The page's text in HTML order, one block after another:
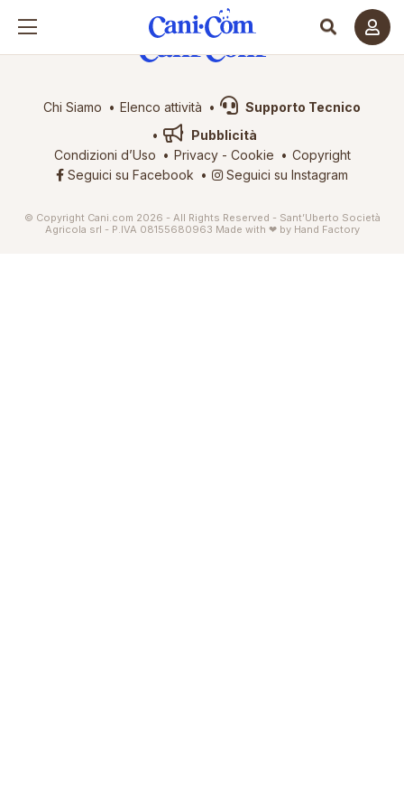
Chi Siamo Elenco attività
Supporto Tecnico
Pubblicità
Condizioni d’Uso
Privacy- Cookie
Copyright
Seguici su Facebook
Seguici su Instagram
© Copyright Cani.com 2026 - All Rights Reserved - Sant’Uberto Società
Agricola srl - P.IVA 08155680963 Made with ❤ by Hand Factory